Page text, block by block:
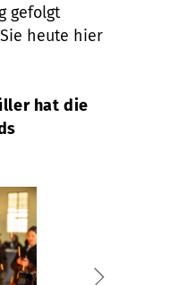
gefolgt
heute hier
hat die